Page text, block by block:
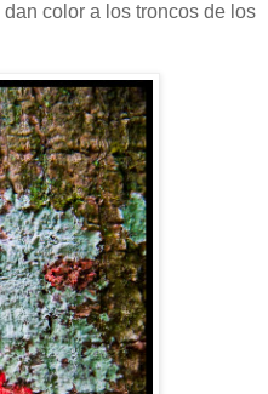
color a los troncos de los